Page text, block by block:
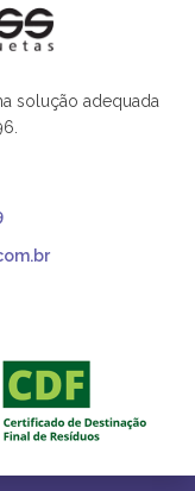
solução adequada